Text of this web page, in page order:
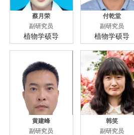
蔡月荣
副研究员
植物学硕导
付乾堂
副研究员
植物学硕导
黄建峰
副研究员
韩笑
副研究员